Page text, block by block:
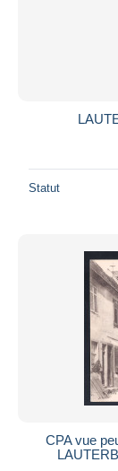
Statut
CPA vue